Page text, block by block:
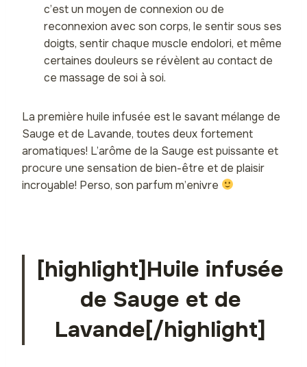
c’est un moyen de connexion ou de
reconnexion avec son corps, le sentir sous ses
doigts, sentir chaque muscle endolori, et même
certaines douleurs se révèlent au contact de
ce massage de soi à soi.
La première huile infusée est le savant mélange de
Sauge et de Lavande, toutes deux fortement
aromatiques! L’arôme de la Sauge est puissante et
procure une sensation de bien-être et de plaisir
incroyable! Perso, son parfum m’enivre
[highlight]Huile infusée
de Sauge et de
Lavande[/highlight]